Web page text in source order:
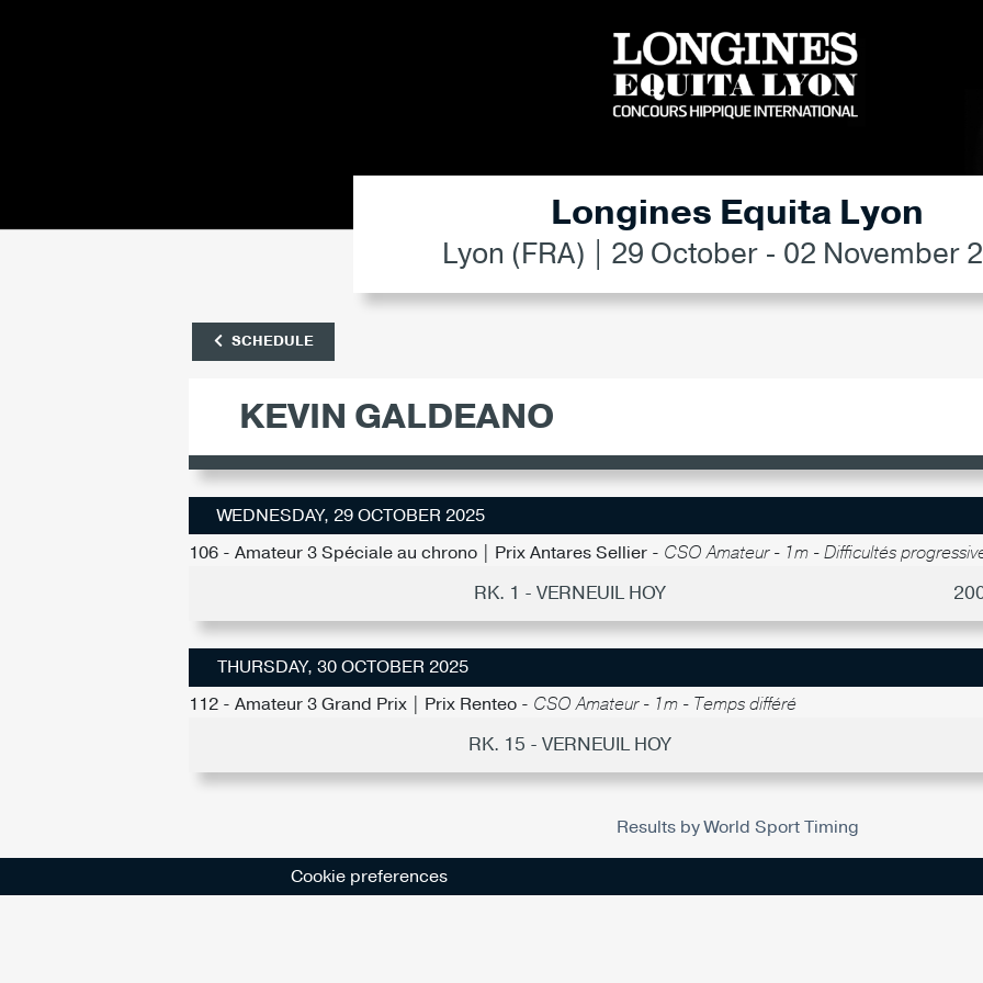
Longines Equita Lyon
Lyon (FRA) | 29 October - 02 November
SCHEDULE
KEVIN GALDEANO
WEDNESDAY, 29 OCTOBER 2025
106 - Amateur 3 Spéciale au chrono | Prix Antares Sellier - CSO Amateur - 1m - Difficultés
RK. 1 - VERNEUIL HOY
THURSDAY, 30 OCTOBER 2025
112 - Amateur 3 Grand Prix | Prix Renteo - CSO Amateur - 1m - Temps différé
RK. 15 - VERNEUIL HOY
Results by World Sport Timing
Cookie preferences